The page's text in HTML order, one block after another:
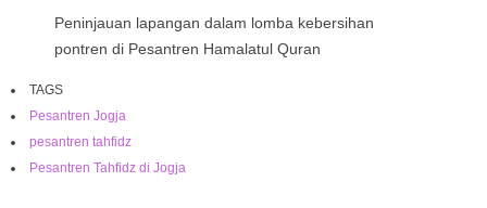
Peninjauan lapangan dalam lomba kebersihan
pontren di Pesantren Hamalatul Quran
TAGS
Pesantren Jogja
pesantren tahfidz
Pesantren Tahfidz di Jogja